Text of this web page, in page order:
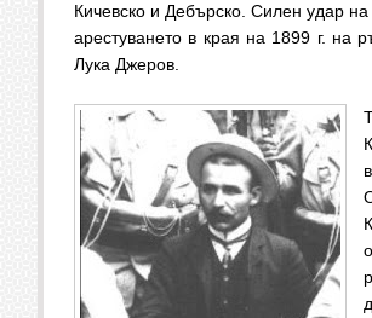
Кичевско и Дебърско. Силен удар
арестуването в края на 1899 г. на
Лука Джеров.